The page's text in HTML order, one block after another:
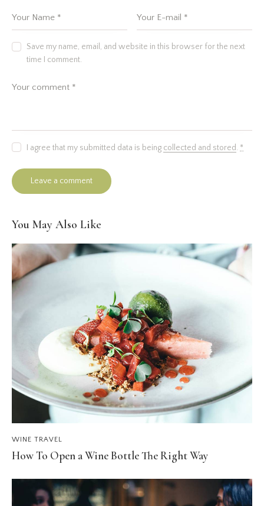
Save my name, email, and website in this browser for the next
time I comment.
I agree that my submitted data is being collected and stored. *
You May Also Like
WINE TRAVEL
How To Open a Wine Bottle The Right Way